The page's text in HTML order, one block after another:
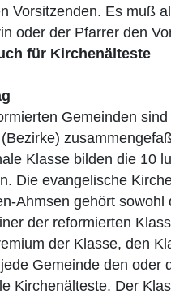
Vorsitzenden. Es muß
oder der Pfarrer den
für Kirchenälteste
Gemeinden
Klasse bilden die 10
Die evangelische
Ahmsen gehört sowohl
der reformierten
der Klasse, den
Gemeinde den oder
Kirchenälteste. Der